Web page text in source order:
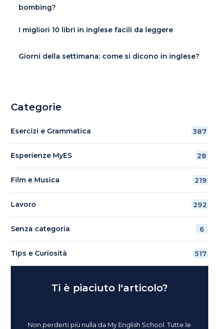
bombing?
I migliori 10 libri in inglese facili da leggere
Giorni della settimana: come si dicono in inglese?
Categorie
Esercizi e Grammatica 387
Esperienze MyES 28
Film e Musica 219
Lavoro 292
Senza categoria 6
Tips e Curiosità 517
Ti è piaciuto l'articolo?
Non perderti più nulla da My English School. Tutte le